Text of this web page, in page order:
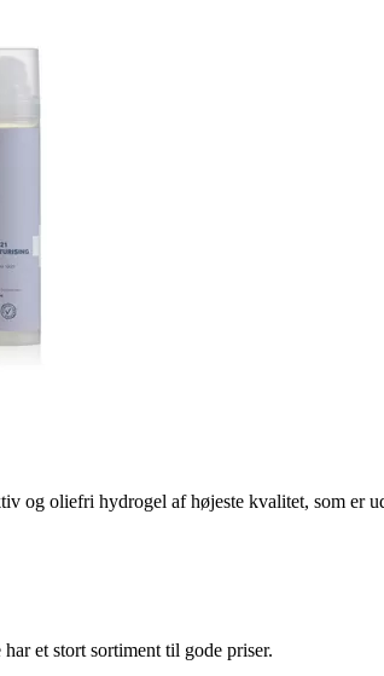
oliefri hydrogel af højeste kvalitet, som er
har et stort sortiment til gode priser.